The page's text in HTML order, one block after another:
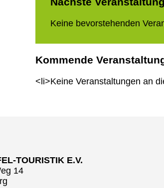
Keine bevorstehenden
Kommende
<li>Keine Veranstaltungen an
TOURISTIK E.V.
14